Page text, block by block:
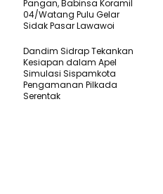
Pangan, Babinsa Koramil
04/Watang Pulu Gelar
Sidak Pasar Lawawoi
Dandim Sidrap Tekankan
Kesiapan dalam Apel
Simulasi Sispamkota
Pengamanan Pilkada
Serentak